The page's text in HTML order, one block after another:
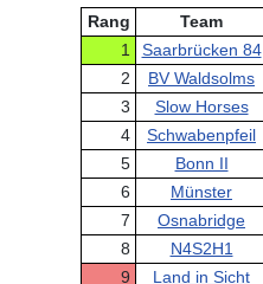
Rang Team
1
Saarbrücken 84
2
BV Waldsolms
3
Slow Horses
4
Schwabenpfeil
5
Bonn II
6
Münster
7
Osnabridge
8
N4S2H1
9
Land in Sicht